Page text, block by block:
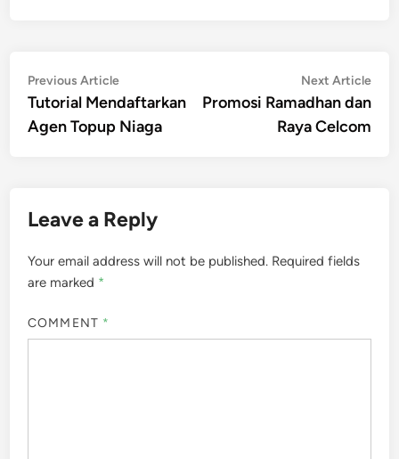
Post
navigation
Previous ArticlePrevious
article:
Tutorial Mendaftarkan
Agen Topup Niaga
Next Article
Promosi Ramadhan dan
Raya Celcom
Leave a Reply
Your email address will not be published. Required fields
are marked *
COMMENT *